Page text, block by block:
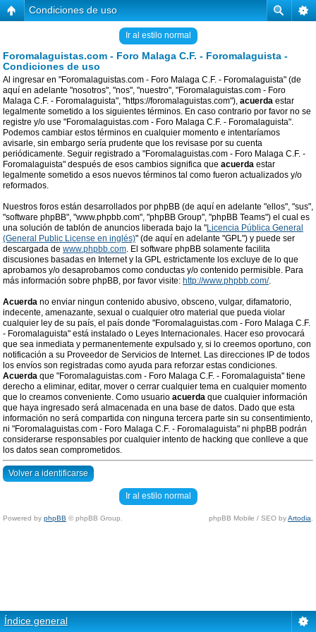
Condiciones de uso
Ir al estilo normal
Foromalaguistas.com - Foro Malaga C.F. - Foromalaguista -
Condiciones de uso
Al ingresar en "Foromalaguistas.com - Foro Malaga C.F. - Foromalaguista" (de
aquí en adelante "nosotros", "nos", "nuestro", "Foromalaguistas.com - Foro
Malaga C.F. - Foromalaguista", "https://foromalaguistas.com"), acuerda estar
legalmente sometido a los siguientes términos. En caso contrario por favor no se
registre y/o use "Foromalaguistas.com - Foro Malaga C.F. - Foromalaguista".
Podemos cambiar estos términos en cualquier momento e intentaríamos
avisarle, sin embargo sería prudente que los revisase por su cuenta
periódicamente. Seguir registrado a "Foromalaguistas.com - Foro Malaga C.F. -
Foromalaguista" después de esos cambios significa que acuerda estar
legalmente sometido a esos nuevos términos tal como fueron actualizados y/o
reformados.
Nuestros foros están desarrollados por phpBB (de aquí en adelante "ellos", "sus",
"software phpBB", "www.phpbb.com", "phpBB Group", "phpBB Teams") el cual es
una solución de tablón de anuncios liberada bajo la "Licencia Pública General
(General Public License en inglés)" (de aquí en adelante "GPL") y puede ser
descargada de www.phpbb.com. El software phpBB solamente facilita
discusiones basadas en Internet y la GPL estrictamente los excluye de lo que
aprobamos y/o desaprobamos como conductas y/o contenido permisible. Para
más información sobre phpBB, por favor visite: http://www.phpbb.com/.
Acuerda no enviar ningun contenido abusivo, obsceno, vulgar, difamatorio,
indecente, amenazante, sexual o cualquier otro material que pueda violar
cualquier ley de su país, el país donde "Foromalaguistas.com - Foro Malaga C.F.
- Foromalaguista" está instalado o Leyes Internacionales. Hacer eso provocará
que sea inmediata y permanentemente expulsado y, si lo creemos oportuno, con
notificación a su Proveedor de Servicios de Internet. Las direcciones IP de todos
los envíos son registradas como ayuda para reforzar estas condiciones.
Acuerda que "Foromalaguistas.com - Foro Malaga C.F. - Foromalaguista" tiene
derecho a eliminar, editar, mover o cerrar cualquier tema en cualquier momento
que lo creamos conveniente. Como usuario acuerda que cualquier información
que haya ingresado será almacenada en una base de datos. Dado que esta
información no será compartida con ninguna tercera parte sin su consentimiento,
ni "Foromalaguistas.com - Foro Malaga C.F. - Foromalaguista" ni phpBB podrán
considerarse responsables por cualquier intento de hacking que conlleve a que
los datos sean comprometidos.
Volver a identificarse
Ir al estilo normal
Powered by phpBB © phpBB Group. phpBB Mobile / SEO byArtodia
Índice general